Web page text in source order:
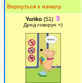
Вернуться к началу
Yuriko (51)
Дред-говорун =)